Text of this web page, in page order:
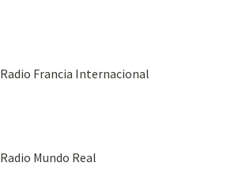
Radio Francia Internacional
Radio Mundo Real